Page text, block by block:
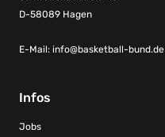
D-58089 Hagen
E-Mail: info@basketball-bund.de
Infos
Jobs